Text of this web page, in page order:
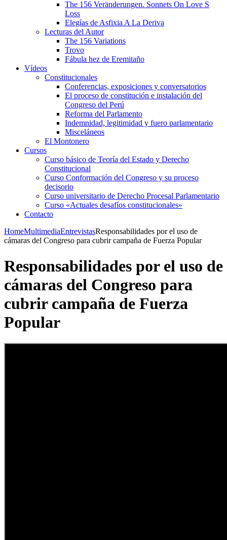
The 156 Veränderungen. Sonnets On Love S
Loss
Elegías de Asfixia A La Deriva
Lecturas del Autor
The 156 Variations
Trovo
Fábula hez de Eremitaño
Vídeos
Constitucionales
Conferencias, exposiciones y conversatorios
El proceso de constitución e instalación del
Congreso del Perú
Reforma del Parlamento
Indemnidad, legitimidad y fuero parlamentario
Misceláneos
El Montonero
Cursos
Curso básico de Teoría del Estado y Derecho
Constitucional
Curso Conformación del Congreso y su proceso
decisorio
Curso universitario de Derecho Procesal Parlamentario
Curso «Actuales desafíos constitucionales»
Contacto
HomeMultimediaEntrevistasResponsabilidades por el uso de
cámaras del Congreso para cubrir campaña de Fuerza Popular
Responsabilidades por el uso de
cámaras del Congreso para
cubrir campaña de Fuerza
Popular